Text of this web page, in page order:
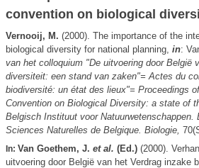
convention on biological
Vernooij, M. (2000). The importance of the
biological diversity for national planning, in:
van het colloquium "De uitvoering door België
diversiteit: een stand van zaken"= Actes du
biodiversité: un état des lieux"= Proceedings
Convention on Biological Diversity: a state of
Belgisch Instituut voor
Sciences Naturelles de Belgique. Biologie,
In: Van Goethem, J. et al. (Ed.)(2000).
uitvoering door België van het Verdrag inzake